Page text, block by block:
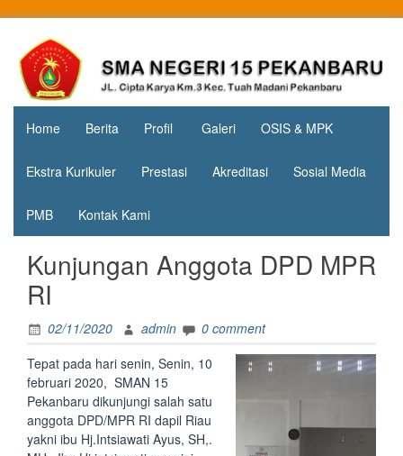
contentSMA
Negeri 15
Pekanbaru
Jl. Cipta
Karya
KM.3, Kec.
Tuah
Madani,
Home Berita Profil Galeri OSIS & MPK
Ekstra Kurikuler Prestasi Akreditasi Sosial Media
PMB Kontak Kami
Kunjungan Anggota DPD MPR
RI
02/11/2020 admin
0 comment
Tepat pada hari senin, Senin, 10
februari 2020, SMAN 15
Pekanbaru dikunjungi salah satu
anggota DPD/MPR RI dapil Riau
yakni ibu Hj.Intsiawati Ayus, SH,.